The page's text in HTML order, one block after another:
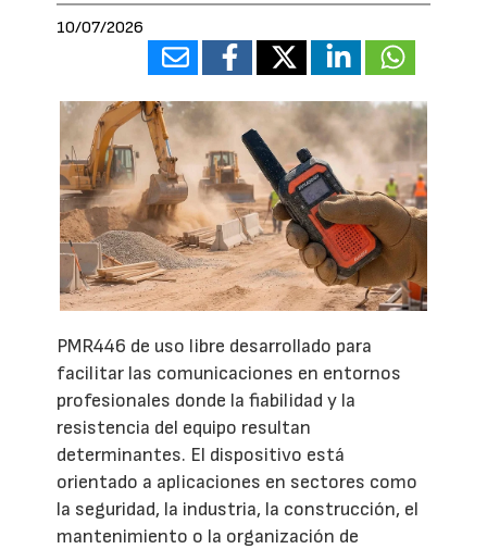
10/07/2026
PMR446 de uso libre desarrollado para
facilitar las comunicaciones en entornos
profesionales donde la fiabilidad y la
resistencia del equipo resultan
determinantes. El dispositivo está
orientado a aplicaciones en sectores como
la seguridad, la industria, la construcción, el
mantenimiento o la organización de